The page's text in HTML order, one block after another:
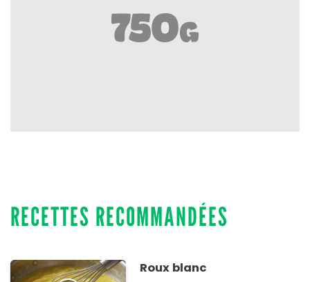
RECETTES RECOMMANDÉES
Roux blanc